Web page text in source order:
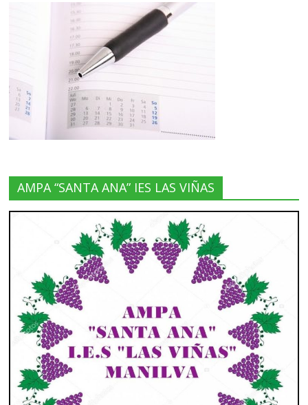
AMPA “SANTA ANA” IES LAS VIÑAS